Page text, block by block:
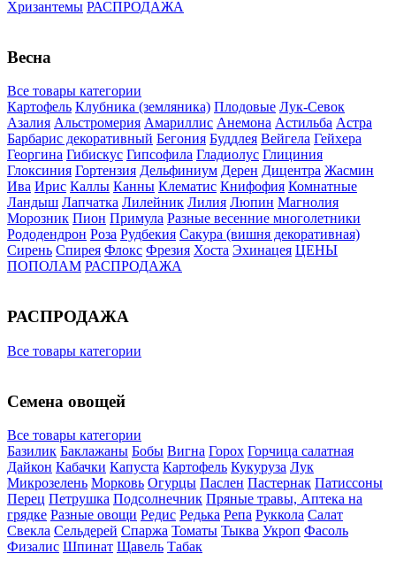
Хризантемы РАСПРОДАЖА
Весна
Все товары категории
Картофель Клубника (земляника) Плодовые Лук-Севок
Азалия Альстромерия Амариллис Анемона Астильба Астра
Барбарис декоративный Бегония Буддлея Вейгела Гейхера
Георгина Гибискус Гипсофила Гладиолус Глициния
Глоксиния Гортензия Дельфиниум Дерен Дицентра Жасмин
Ива Ирис Каллы Канны Клематис Книфофия Комнатные
Ландыш Лапчатка Лилейник Лилия Люпин Магнолия
Морозник Пион Примула Разные весенние многолетники
Рододендрон Роза Рудбекия Сакура (вишня декоративная)
Сирень Спирея Флокс Фрезия Хоста Эхинацея ЦЕНЫ
ПОПОЛАМ РАСПРОДАЖА
РАСПРОДАЖА
Все товары категории
Семена овощей
Все товары категории
Базилик Баклажаны Бобы Вигна Горох Горчица салатная
Дайкон Кабачки Капуста Картофель Кукуруза Лук
Микрозелень Морковь Огурцы Паслен Пастернак Патиссоны
Перец Петрушка Подсолнечник Пряные травы, Аптека на
грядке Разные овощи Редис Редька Репа Руккола Салат
Свекла Сельдерей Спаржа Томаты Тыква Укроп Фасоль
Физалис Шпинат Щавель Табак